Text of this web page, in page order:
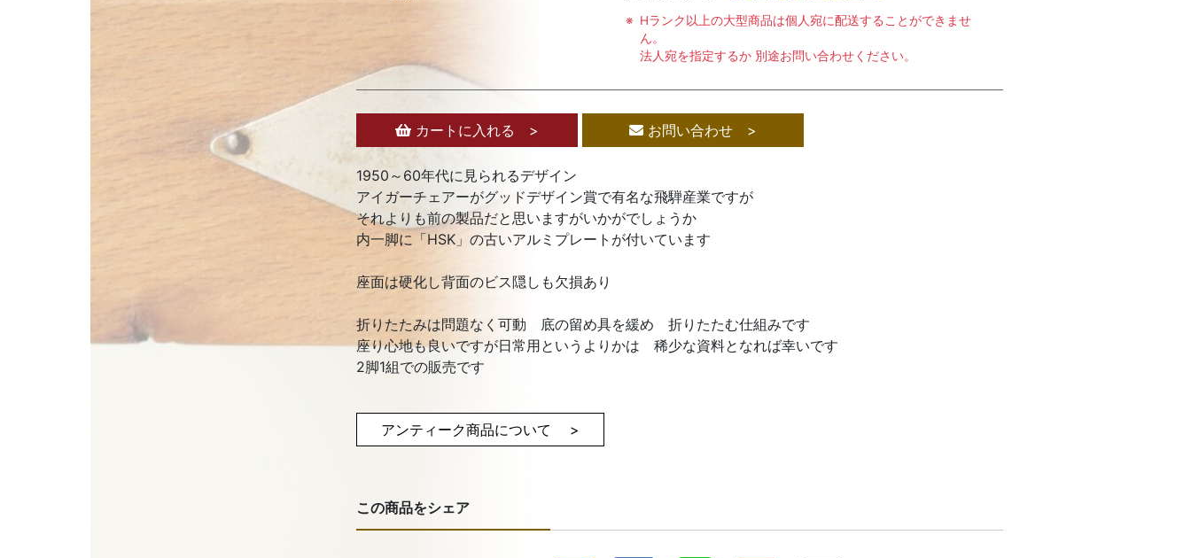
Hランク以上の大型商品は個人宛に配送することができませ
ん。
法人宛を指定するか 別途お問い合わせください。
カートに入れる > お問い合わせ >
1950～60年代に見られるデザイン
アイガーチェアーがグッドデザイン賞で有名な飛騨産業ですが
それよりも前の製品だと思いますがいかがでしょうか
内一脚に「HSK」の古いアルミプレートが付いています
座面は硬化し背面のビス隠しも欠損あり
折りたたみは問題なく可動 底の留め具を緩め 折りたたむ仕組みです
座り心地も良いですが日常用というよりかは 稀少な資料となれば幸いです
2脚1組での販売です
アンティーク商品について >
この商品をシェア